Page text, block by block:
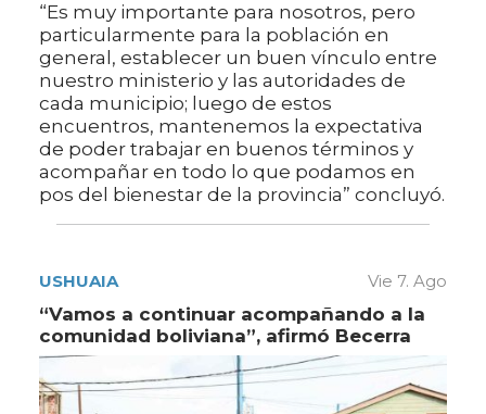
“Es muy importante para nosotros, pero
particularmente para la población en
general, establecer un buen vínculo entre
nuestro ministerio y las autoridades de
cada municipio; luego de estos
encuentros, mantenemos la expectativa
de poder trabajar en buenos términos y
acompañar en todo lo que podamos en
pos del bienestar de la provincia” concluyó.
USHUAIA Vie 7. Ago
“Vamos a continuar acompañando a la
comunidad boliviana”, afirmó Becerra